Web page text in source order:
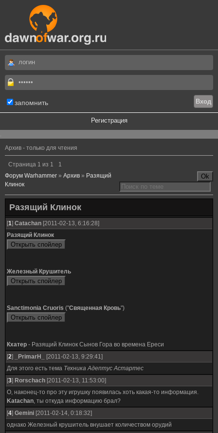
запомнить
Регистрация
.
Архив - только для чтения
Страница 1 из 1
1
Форум Warhammer » Архив » Разящий
Клинок
Разящий Клинок
[1] Catachan [2011-02-13, 6:16:28]
Разящий Клинок
Железный Крушитель
Sanctimonia Cruoris ("Священная Кровь")
Кхатер - Разящий Клинок Сынов Гора во времена Ереси
[2] _PrimarH_
[2011-02-13, 9:29:41]
Для этого есть тема Техника Адептус Астартес
[3] Rorschach [2011-02-13, 11:53:00]
О, наконец-то про эту игрушку появилась хоть какая-то информация.
Katachan, ты откуда информацию брал?
[4] Gemini [2011-02-14, 0:18:32]
однако Железный крушитель внушает количеством орудий